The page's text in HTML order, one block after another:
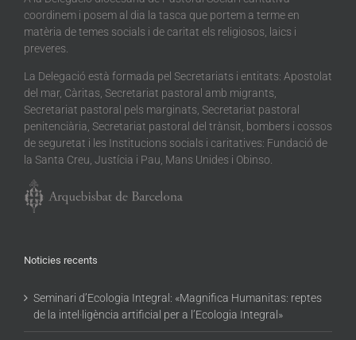
coordinem i posem al dia la tasca que portem a terme en
matèria de temes socials i de caritat els religiosos, laics i
preveres.
La Delegació està formada pel Secretariats i entitats: Apostolat
del mar, Càritas, Secretariat pastoral amb migrants,
Secretariat pastoral pels marginats, Secretariat pastoral
penitenciària, Secretariat pastoral del trànsit, bombers i cossos
de seguretat i les Institucions socials i caritatives: Fundació de
la Santa Creu, Justícia i Pau, Mans Unides i Obinso.
Noticies recents
Seminari d’Ecologia Integral: «Magnifica Humanitas: reptes
de la intel·ligència artificial per a l’Ecologia Integral»